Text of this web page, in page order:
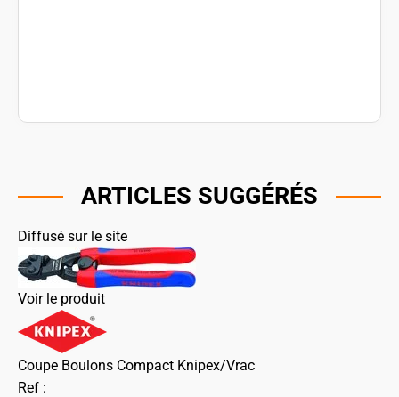
ARTICLES SUGGÉRÉS
Diffusé sur le site
Voir le produit
Coupe Boulons Compact Knipex/Vrac
Ref :